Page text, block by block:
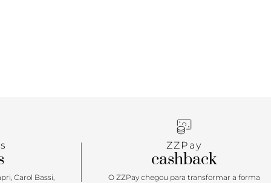
Carol Bassi,
ZZPay
cashback
O ZZPay chegou para transformar a forma